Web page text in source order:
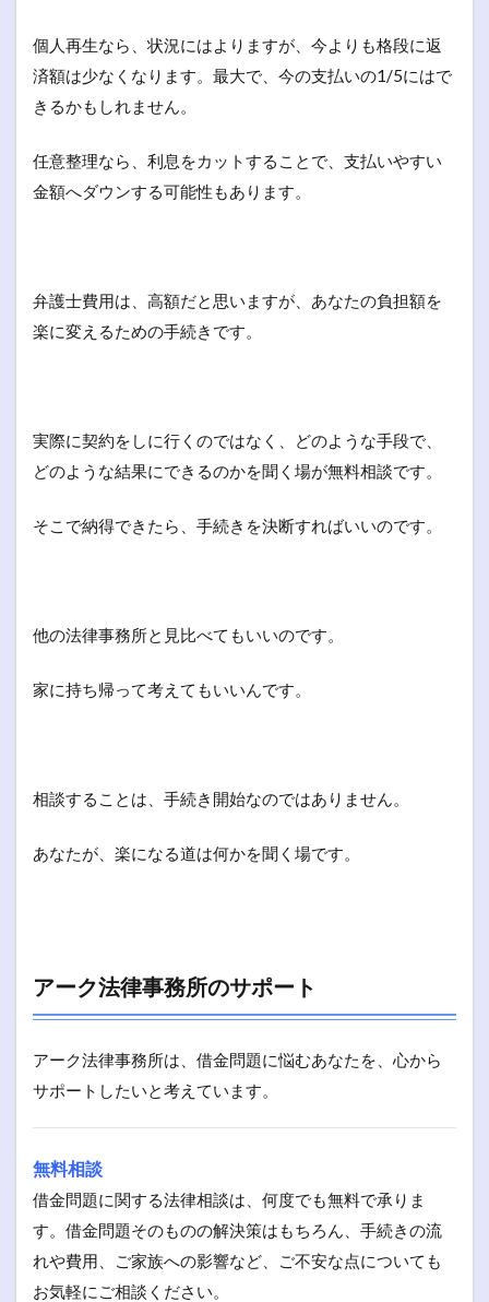
個人再生なら、状況にはよりますが、今よりも格段に返
済額は少なくなります。最大で、今の支払いの1/5にはで
きるかもしれません。
任意整理なら、利息をカットすることで、支払いやすい
金額へダウンする可能性もあります。
弁護士費用は、高額だと思いますが、あなたの負担額を
楽に変えるための手続きです。
実際に契約をしに行くのではなく、どのような手段で、
どのような結果にできるのかを聞く場が無料相談です。
そこで納得できたら、手続きを決断すればいいのです。
他の法律事務所と見比べてもいいのです。
家に持ち帰って考えてもいいんです。
相談することは、手続き開始なのではありません。
あなたが、楽になる道は何かを聞く場です。
アーク法律事務所のサポート
アーク法律事務所は、借金問題に悩むあなたを、心から
サポートしたいと考えています。
無料相談
借金問題に関する法律相談は、何度でも無料で承りま
す。借金問題そのものの解決策はもちろん、手続きの流
れや費用、ご家族への影響など、ご不安な点についても
お気軽にご相談ください。